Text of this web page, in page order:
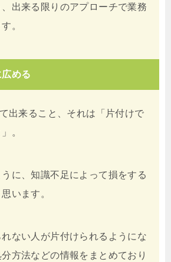
出来る限りのアプローチで業務
。
める
出来ること、それは「片付けで
。
に、知識不足によって損をする
います。
ない人が片付けられるようにな
方法などの情報をまとめており